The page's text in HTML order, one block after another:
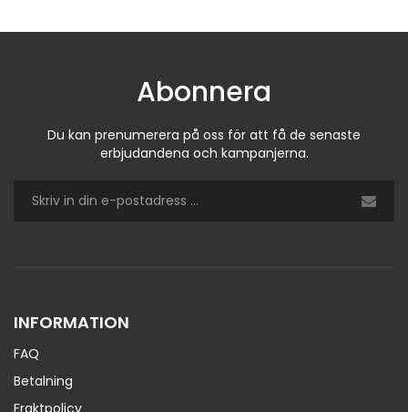
Abonnera
Du kan prenumerera på oss för att få de senaste
erbjudandena och kampanjerna.
INFORMATION
FAQ
Betalning
Fraktpolicy